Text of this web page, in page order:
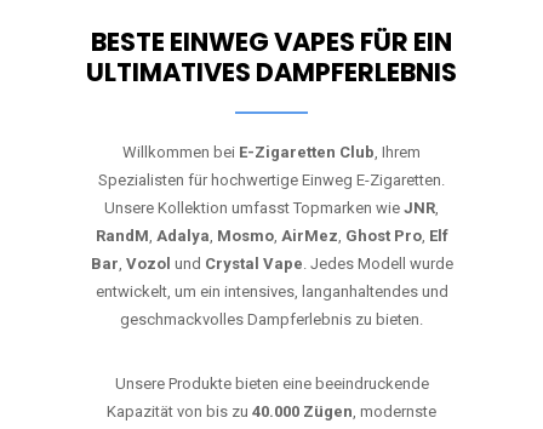
BESTE EINWEG VAPES FÜR EIN
ULTIMATIVES DAMPFERLEBNIS
Willkommen bei E-Zigaretten Club, Ihrem
Spezialisten für hochwertige Einweg E-Zigaretten.
Unsere Kollektion umfasst Topmarken wie JNR,
RandM, Adalya, Mosmo, AirMez, Ghost Pro, Elf
Bar, Vozol und Crystal Vape. Jedes Modell wurde
entwickelt, um ein intensives, langanhaltendes und
geschmackvolles Dampferlebnis zu bieten.
Unsere Produkte bieten eine beeindruckende
Kapazität von bis zu 40.000 Zügen, modernste